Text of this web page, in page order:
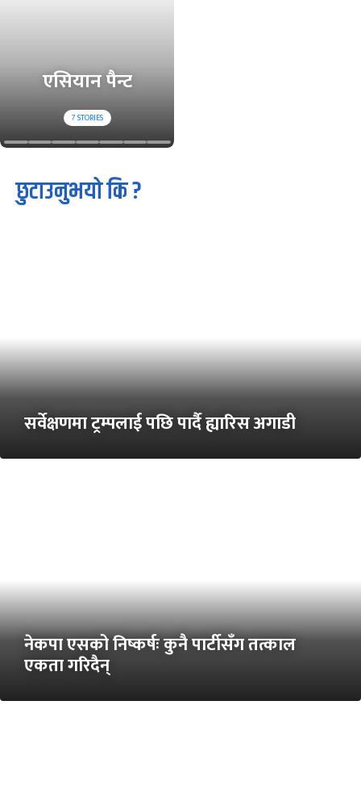
एसियान पैन्ट
7STORIES
छुटाउनुभयो कि ?
सर्वेक्षणमा ट्रम्पलाई पछि पार्दै ह्यारिस अगाडी
नेकपा एसको निष्कर्षः कुनै पार्टीसँग तत्काल
एकता गरिदैन्